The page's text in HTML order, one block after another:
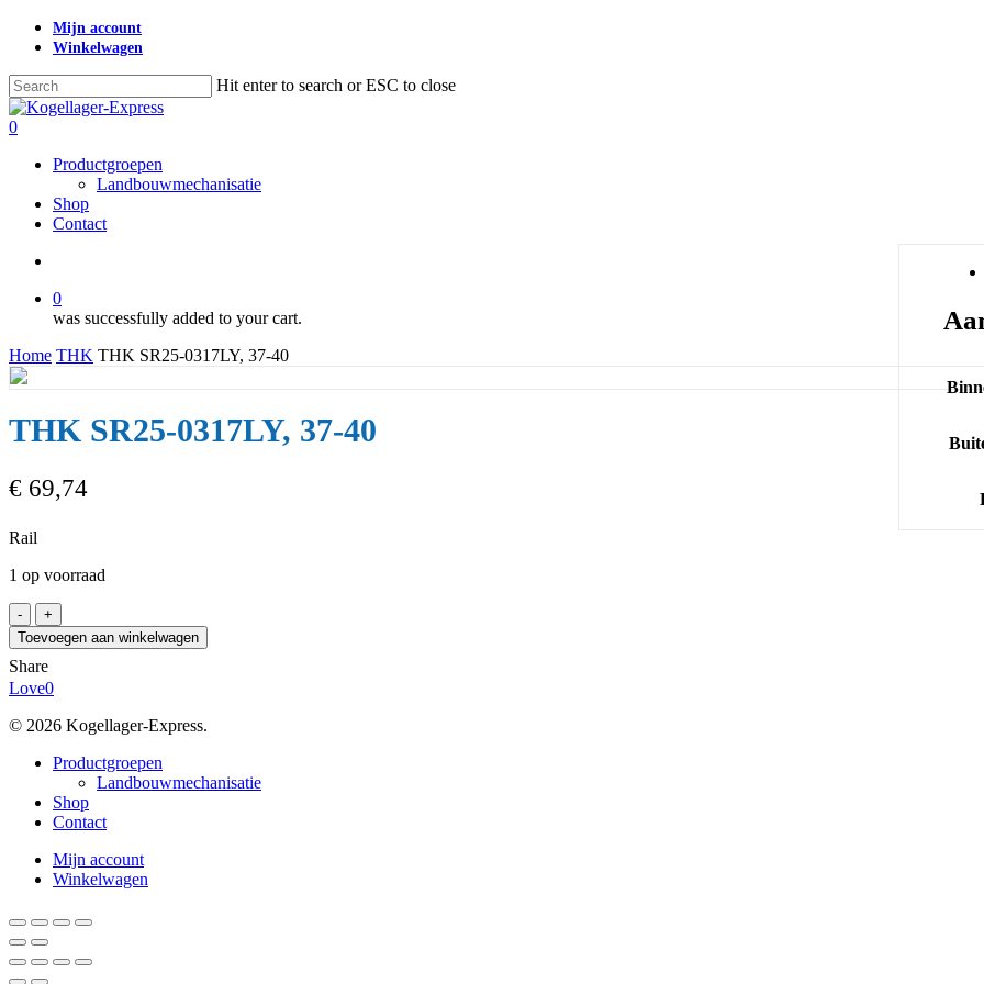
Skip
content
Mijn account
Winkelwagen
Hit enter to search or ESC to close
Close
Search
search
0
Productgroepen
Landbouwmechanisatie
Shop
Contact
0
was successfully added to your cart.
Home THK THK SR25-0317LY, 37-40
THK SR25-0317LY, 37-40
€ 69,74
Rail
1 op voorraad
THK
SR25-
0317LY,
37-
40
Toevoegen aan winkelwagen
Share
Love0
© 2026 Kogellager-Express.
Close
Productgroepen
Landbouwmechanisatie
Shop
Contact
Mijn account
Winkelwagen